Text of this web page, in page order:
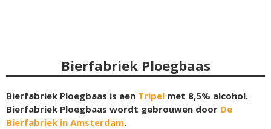
Bierfabriek Ploegbaas
Bierfabriek Ploegbaas is een Tripel met 8,5% alcohol.
Bierfabriek Ploegbaas wordt gebrouwen door De
Bierfabriek in Amsterdam.